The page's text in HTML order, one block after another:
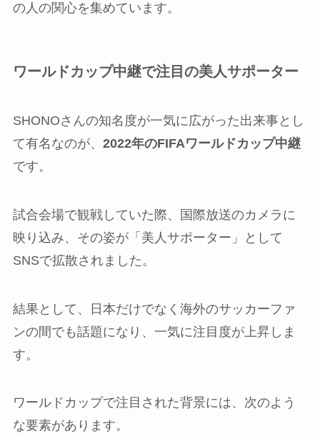
の人の関心を集めています。
ワールドカップ中継で注目の美人サポーター
SHONOさんの知名度が一気に広がった出来事とし
て有名なのが、 2022年のFIFAワールドカップ中継
です。
試合会場で観戦していた際、国際放送のカメラに
映り込み、その姿が「美人サポーター」として
SNSで拡散されました。
結果として、日本だけでなく海外のサッカーファ
ンの間でも話題になり、一気に注目度が上昇しま
す。
ワールドカップで注目された背景には、次のよう
な要素があります。